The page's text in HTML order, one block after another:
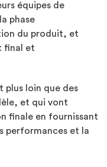
équipes de
phase
du produit, et
final et
plus loin que des
et qui vont
finale en fournissant
performances et la